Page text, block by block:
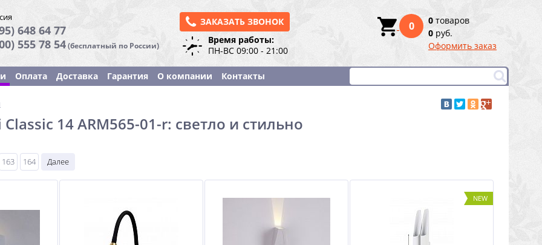
648 64 77
555 78 54(бесплатный по России)
ЗАКАЗАТЬ ЗВОНОК
Время работы:
ПН-ВС 09:00 - 21:00
0 0 товаров
0 руб.
Оформить заказ
Оплата Доставка Гарантия О компании Контакты
14 ARM565-01-r: светло и стильно
163 164 Далее
NEW